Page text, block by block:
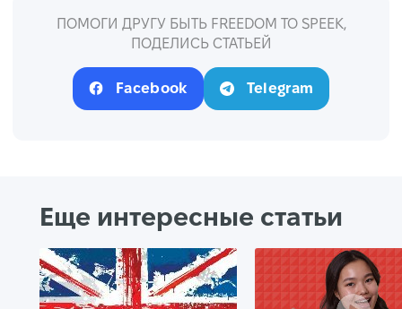
ПОМОГИ ДРУГУ БЫТЬ FREEDOM TO SPEEK,
ПОДЕЛИСЬ СТАТЬЕЙ
Facebook Telegram
Еще интересные статьи